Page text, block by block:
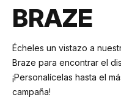
BRAZE
Écheles un vistazo a
Braze para encontrar el
¡Personalícelas hasta el
campaña!